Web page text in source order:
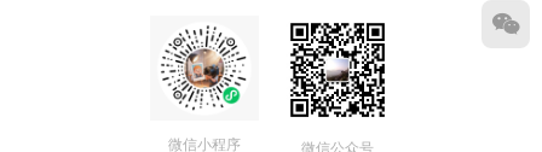
微信小程序 微信公众号